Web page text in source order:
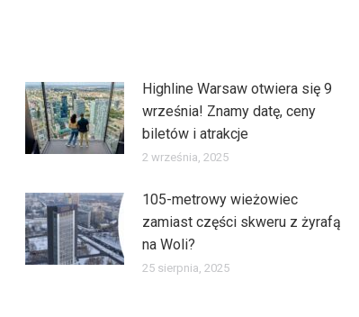
Highline Warsaw otwiera się 9
września! Znamy datę, ceny
biletów i atrakcje
2 września, 2025
105-metrowy wieżowiec
zamiast części skweru z żyrafą
na Woli?
25 sierpnia, 2025